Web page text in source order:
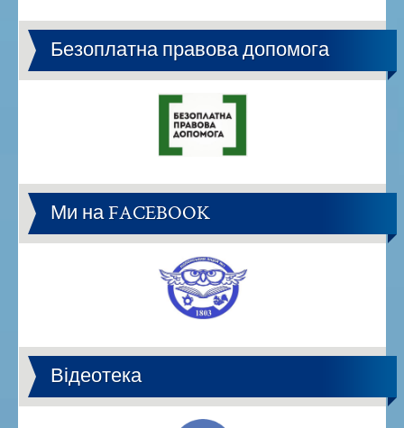
Безоплатна правова допомога
Ми на FACEBOOK
Відеотека